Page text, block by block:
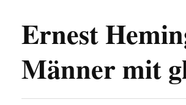
Ernest
Männer mit